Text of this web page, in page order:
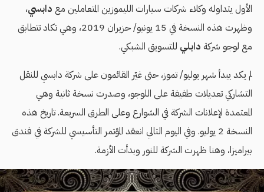
الأول يتداوله وكلاء شركات سيارات الليموزين المتعاملين مع دابسي،
وظهرت هذه النسخة في 15 يونيو/ حزيران 2019، وهي تكاد تتطابق
مع لوجو شركة دابلي للتسويق الشبكي.
لم يكد يبدأ شهر يوليو/ تموز، حتى غيّر القائمون على شركة دابسي للنقل
التشاركي تعديلات طفيفة على اللوجو، وصدرت نسخة ثانية وهي
المعتمدة لإعلانات الشركة في الشوارع وعلى الطرق السريعة. تاريخ هذه
النسخة 2 يوليو. وفي اليوم التالي انعقد المؤتمر التأسيسي للشركة في فندق
بيراميزا، وهنا ظهرت الشركة للنور وبدأت الأزمة.